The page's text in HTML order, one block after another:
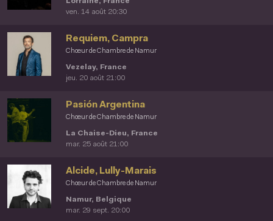
ven. 14 août 20:30
Chœur de Chambre de Namur
Requiem, Campra
Vezelay, France
jeu. 20 août 21:00
Chœur de Chambre de Namur
Pasión Argentina
La Chaise-Dieu, France
mar. 25 août 21:00
Chœur de Chambre de Namur
Alcide, Lully-Marais
Namur, Belgique
mar. 29 sept. 20:00